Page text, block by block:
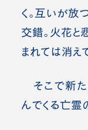
く。互いが放
交錯。火花と
まれては消え
そこで新た
んでくる亡霊